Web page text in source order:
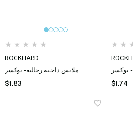
★ ★ ★ ★ ★
ROCKHARD
ملابس داخلية رجالية - بوكسر
$1.83
★ ★
- بوكسر
$1.74